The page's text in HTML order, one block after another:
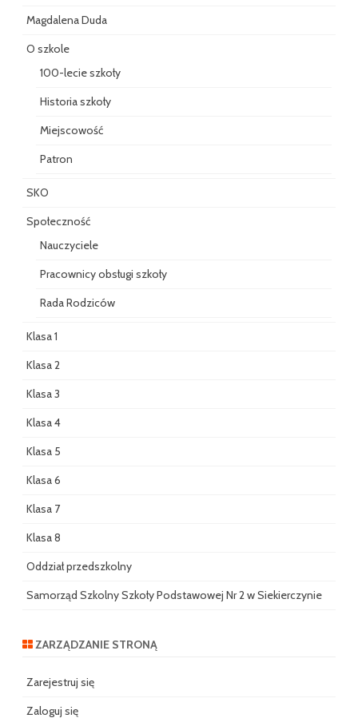
Magdalena Duda
O szkole
100-lecie szkoły
Historia szkoły
Miejscowość
Patron
SKO
Społeczność
Nauczyciele
Pracownicy obsługi szkoły
Rada Rodziców
Klasa 1
Klasa 2
Klasa 3
Klasa 4
Klasa 5
Klasa 6
Klasa 7
Klasa 8
Oddział przedszkolny
Samorząd Szkolny Szkoły Podstawowej Nr 2 w Siekierczynie
ZARZĄDZANIE STRONĄ
Zarejestruj się
Zaloguj się